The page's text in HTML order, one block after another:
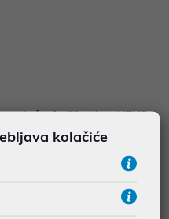
plaćanje (Kartice, KEKS
uz promo kod
ne zbrajaju
kolačiće